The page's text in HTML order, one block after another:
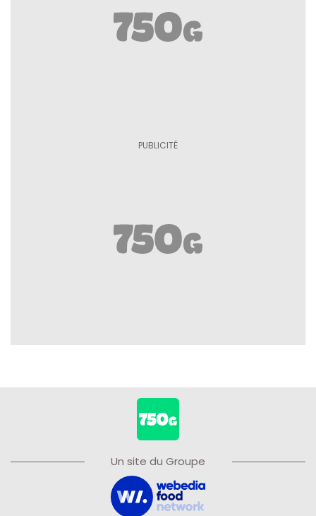
Un site du Groupe